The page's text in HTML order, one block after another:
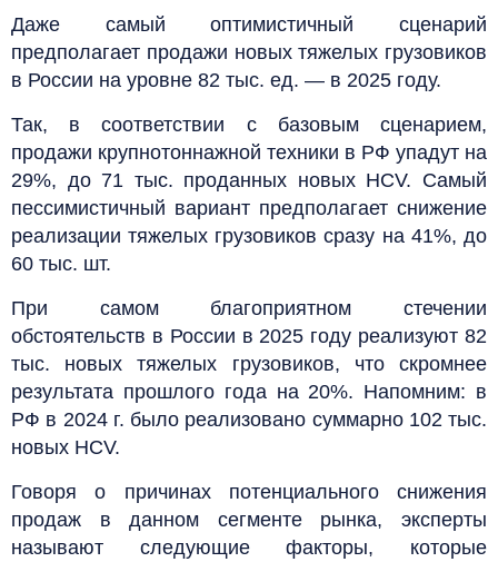
Даже самый оптимистичный сценарий
предполагает продажи новых тяжелых грузовиков
в России на уровне 82 тыс. ед. — в 2025 году.
Так, в соответствии с базовым сценарием,
продажи крупнотоннажной техники в РФ упадут на
29%, до 71 тыс. проданных новых HCV. Самый
пессимистичный вариант предполагает снижение
реализации тяжелых грузовиков сразу на 41%, до
60 тыс. шт.
При самом благоприятном стечении
обстоятельств в России в 2025 году реализуют 82
тыс. новых тяжелых грузовиков, что скромнее
результата прошлого года на 20%. Напомним: в
РФ в 2024 г. было реализовано суммарно 102 тыс.
новых HCV.
Говоря о причинах потенциального снижения
продаж в данном сегменте рынка, эксперты
называют следующие факторы, которые